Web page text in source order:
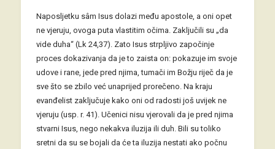
Naposljetku sâm Isus dolazi među apostole, a oni opet
ne vjeruju, ovoga puta vlastitim očima. Zaključili su „da
vide duha“ (Lk 24,37). Zato Isus strpljivo započinje
proces dokazivanja da je to zaista on: pokazuje im svoje
udove i rane, jede pred njima, tumači im Božju riječ da je
sve što se zbilo već unaprijed prorečeno. Na kraju
evanđelist zaključuje kako oni od radosti još uvijek ne
vjeruju (usp. r. 41). Učenici nisu vjerovali da je pred njima
stvarni Isus, nego nekakva iluzija ili duh. Bili su toliko
sretni da su se bojali da će ta iluzija nestati ako počnu